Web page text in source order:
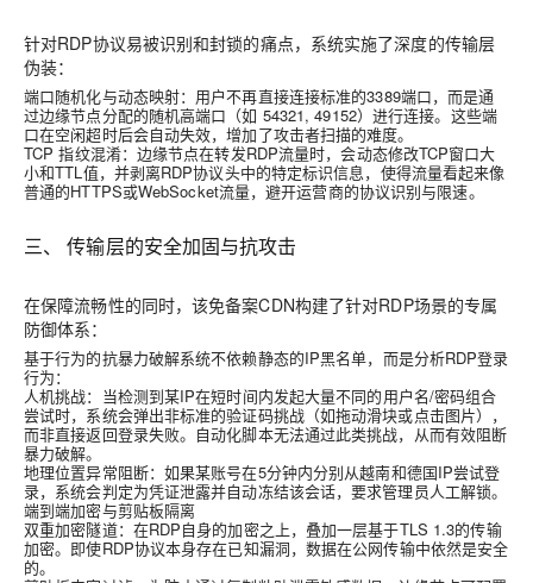
针对RDP协议易被识别和封锁的痛点，系统实施了深度的传输层
伪装：
端口随机化与动态映射：用户不再直接连接标准的3389端口，而是通
过边缘节点分配的随机高端口（如 54321, 49152）进行连接。这些端
口在空闲超时后会自动失效，增加了攻击者扫描的难度。
TCP 指纹混淆：边缘节点在转发RDP流量时，会动态修改TCP窗口大
小和TTL值，并剥离RDP协议头中的特定标识信息，使得流量看起来像
普通的HTTPS或WebSocket流量，避开运营商的协议识别与限速。
三、 传输层的安全加固与抗攻击
在保障流畅性的同时，该免备案CDN构建了针对RDP场景的专属
防御体系：
基于行为的抗暴力破解系统不依赖静态的IP黑名单，而是分析RDP登录
行为：
人机挑战：当检测到某IP在短时间内发起大量不同的用户名/密码组合
尝试时，系统会弹出非标准的验证码挑战（如拖动滑块或点击图片），
而非直接返回登录失败。自动化脚本无法通过此类挑战，从而有效阻断
暴力破解。
地理位置异常阻断：如果某账号在5分钟内分别从越南和德国IP尝试登
录，系统会判定为凭证泄露并自动冻结该会话，要求管理员人工解锁。
端到端加密与剪贴板隔离
双重加密隧道：在RDP自身的加密之上，叠加一层基于TLS 1.3的传输
加密。即使RDP协议本身存在已知漏洞，数据在公网传输中依然是安全
的。